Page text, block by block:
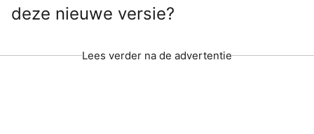
deze nieuwe versie?
Lees verder na de advertentie